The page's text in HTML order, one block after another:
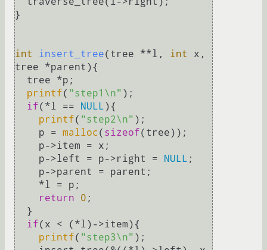
}
int insert_tree(tree **l, int
x,
tree *parent){
printf( "step1\n" );
if(*l == NULL){
printf( "step2\n" );
    p =
malloc( sizeof(tree));
    p->left = p->right =
NULL ;
return
0 ;
if(x < (*l)->item){
printf( "step3\n" );